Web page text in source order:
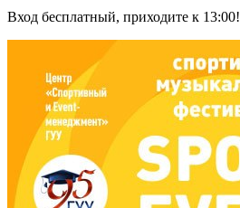
Вход бесплатный, приходите к 13:00!